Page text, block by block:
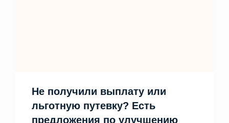
Не получили выплату или
льготную путевку? Есть
предложения по улучшению